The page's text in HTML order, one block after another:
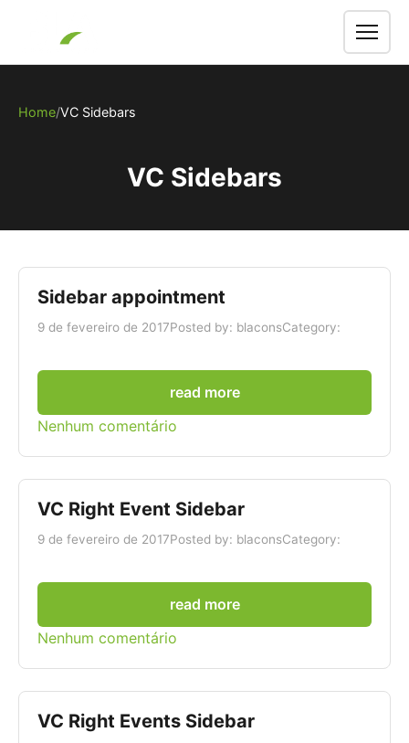
Home VC Sidebars
VC Sidebars
Sidebar appointment
9 de fevereiro de 2017Posted by: blaconsCategory:
read more
Nenhum comentário
VC Right Event Sidebar
9 de fevereiro de 2017Posted by: blaconsCategory:
read more
Nenhum comentário
VC Right Events Sidebar